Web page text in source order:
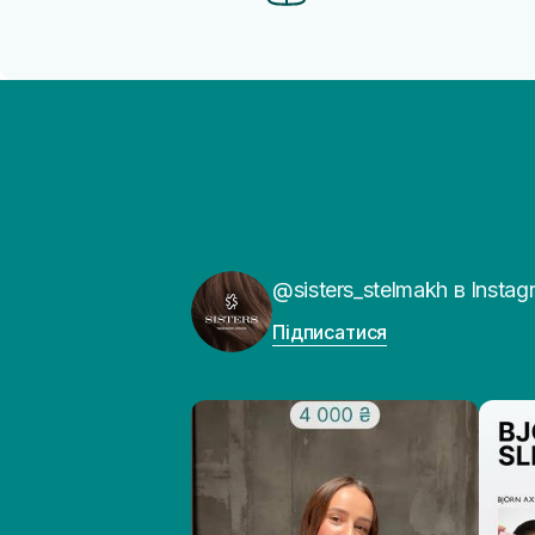
@sisters_stelmakh в
Підписатися